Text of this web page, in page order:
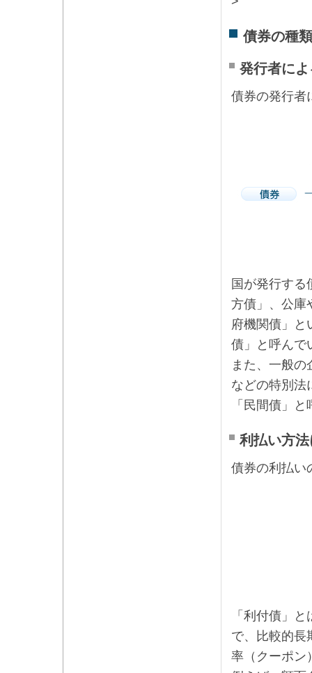
債券の種類
発行者に
債券の発行者
国が発行す
方債」、公庫
府機関債」と
債」と呼んで
また、一般
などの特別法
「民間債」
利払い方
債券の利払い
「利付債」
で、比較的長
率（クーポン